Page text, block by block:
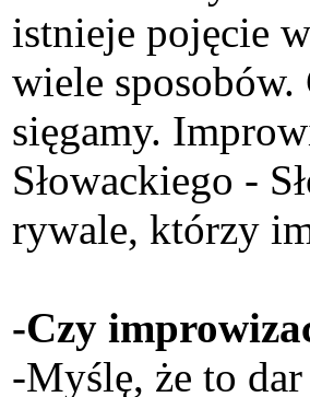
istnieje pojęcie
wiele
sięgamy.
Słowackiego -
rywale, którzy
-Czy
-Myślę, że to